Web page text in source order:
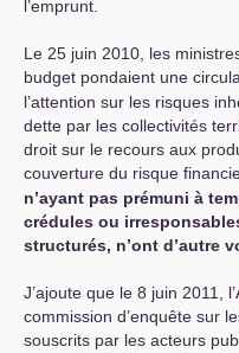
l’emprunt.
Le 25 juin 2010, les
budget pondaient une
l’attention sur les risques
dette par les collectivités
droit sur le recours aux
couverture du risque
n’ayant pas prémuni à
crédules ou
structurés, n’ont d’autre
J’ajoute que le 8 juin 2011,
commission d’enquête sur
souscrits par les acteurs